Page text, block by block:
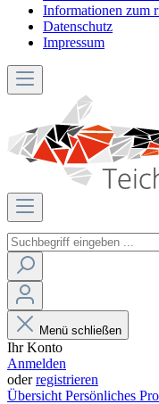
Informationen zum
Datenschutz
Impressum
Menü schließen
Ihr Konto
Anmelden
oderregistrieren
Übersicht Persönliches